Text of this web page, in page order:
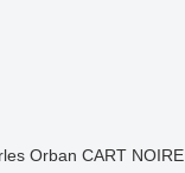
Orban CART NOIRE